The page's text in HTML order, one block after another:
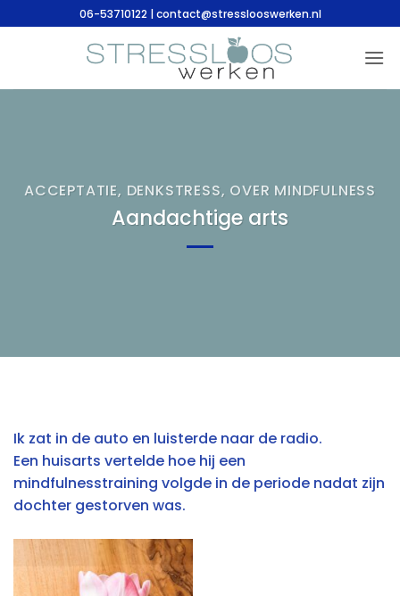
naar
06-53710122 | contact@stresslooswerken.nl
ACCEPTATIE, DENKSTRESS, OVER MINDFULNESS
Aandachtige arts
Ik zat in de auto en luisterde naar de radio.
Een huisarts vertelde hoe hij een
mindfulnesstraining volgde in de periode nadat zijn
dochter gestorven was.